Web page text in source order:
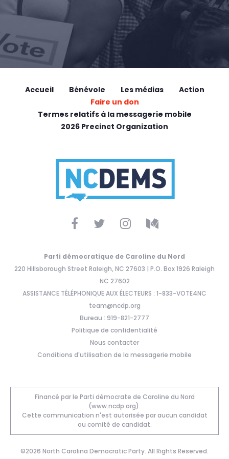
Accueil Bénévole Les médias
Action
Faire un don
Termes relatifs à la messagerie mobile
2026 Precinct Organization
Parti démocratique de Caroline du Nord
220 Hillsborough Street Raleigh, NC 27603 | P.O. Box 1926 Raleigh
NC 27602
ASSISTANCE TÉLÉPHONIQUE AUX ÉLECTEURS : 1-833-VOTE4NC
team@ncdp.org
Bureau : 919-821-2777
Politique de confidentialité
Nous contacter
Conditions d'utilisation de la messagerie mobile
Financé par le Parti démocrate de Caroline du Nord
(www.ncdp.org).
Cette communication n'est autorisée par aucun candidat
ou comité de candidat.
©2026 North Carolina Democratic Party. All Rights Reserved.